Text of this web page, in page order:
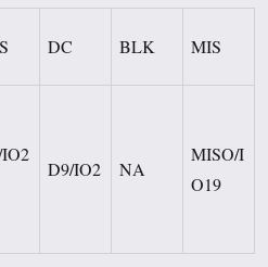
DC BLK MIS
D9/IO2 NA
MISO/I
O19